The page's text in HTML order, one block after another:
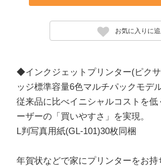
お気に入りに追
◆インクジェットプリンター(ピク
ッジ標準容量6色マルチパックモデル
従来品に比べイニシャルコストを
ーザーの「買いやすさ」を実現。
L判写真用紙(GL-101)30枚同梱
年賀状などで家にプリンターをお持